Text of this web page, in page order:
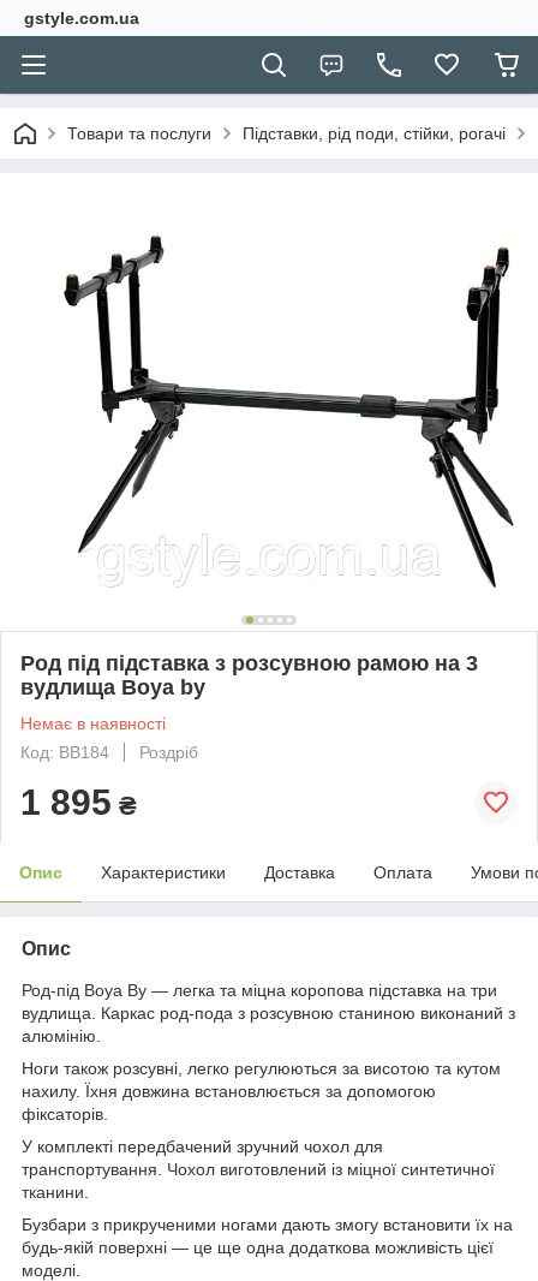
gstyle.com.ua
Товари та послуги Підставки, рід поди, стійки, рогачі
Род під підставка з розсувною рамою на 3
вудлища Boya by
Немає в наявності
Код: BB184
Роздріб
1 895 ₴
Опис Характеристики Доставка Оплата Умови
Опис
Род-під Boya By — легка та міцна коропова підставка на три
вудлища. Каркас род-пода з розсувною станиною виконаний з
алюмінію.
Ноги також розсувні, легко регулюються за висотою та кутом
нахилу. Їхня довжина встановлюється за допомогою
фіксаторів.
У комплекті передбачений зручний чохол для
транспортування. Чохол виготовлений із міцної синтетичної
тканини.
Бузбари з прикрученими ногами дають змогу встановити їх на
будь-якій поверхні — це ще одна додаткова можливість цієї
моделі.